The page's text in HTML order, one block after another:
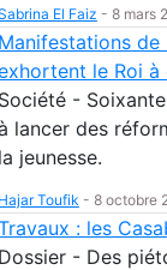
El Faiz - 8 mars
Manifestations de
le Roi
Société -
lancer des
la jeunesse.
Hajar Toufik - 8 octobre
: les
Dossier - Des